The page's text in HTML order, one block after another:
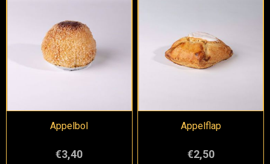
Appelbol
€3,40
Appelflap
€2,50